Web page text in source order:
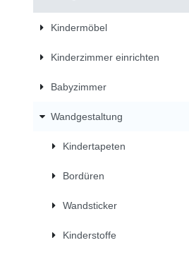
Kindermöbel
Kinderzimmer einrichten
Babyzimmer
Wandgestaltung
Kindertapeten
Bordüren
Wandsticker
Kinderstoffe